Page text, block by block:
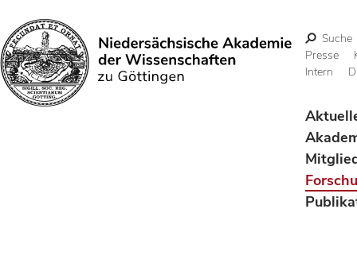
Suchen
Suche
Presse
Intern